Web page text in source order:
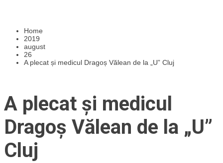
Home
2019
august
26
A plecat și medicul Dragoș Vălean de la „U” Cluj
A plecat și medicul
Dragoș Vălean de la „U”
Cluj